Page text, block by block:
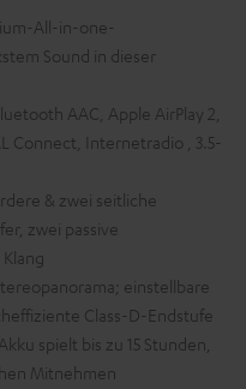
All-in-one-
Sound in dieser
AAC, Apple AirPlay 2,
Connect, Internetradio , 3.5-
& zwei seitliche
zwei passive
einstellbare
Class-D-Endstufe
spielt bis zu 15 Stunden,
Mitnehmen